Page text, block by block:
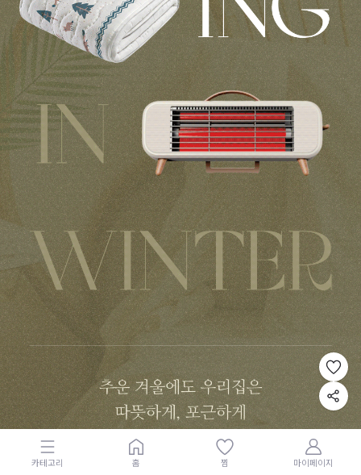
카테고리 홈 찜 마이페이지